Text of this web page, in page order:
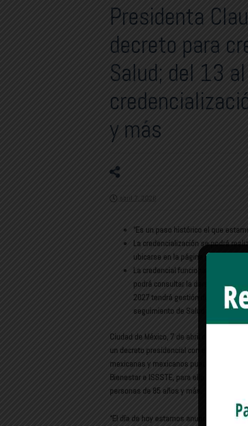
Presidenta
decreto para
Salud; del 13
y más
abril 7, 2026
“Es un paso histórico el que
La credencialización se podrá
ubicarse en la página ​​gob.mx/
La credencial funcionará como
podrá consultar la
2027 tendrá gestión de citas;
seguimiento de Salud Casa por
Ciudad de México, 7 de abril de 2026.- La
un decreto presidencial con el que se
mexicanas y mexicanos puedan
Bienestar e ISSSTE, para ello, del 13 al
personas de 85 años y más.
“El día de hoy estamos anunciando algo